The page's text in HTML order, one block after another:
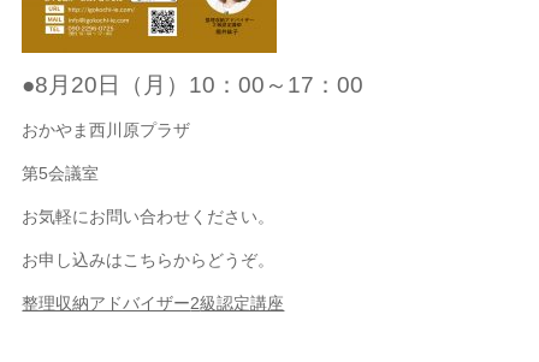
●8月20日（月 ） 10 ：00 ～ 17 ：00
おかやま西川原プラザ
第5会議室
お気軽にお問い合わせください。
お申し込みはこちらからどうぞ。
整理収納アドバイザー2級認定講座